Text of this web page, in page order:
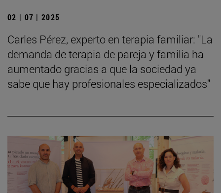
02 | 07 | 2025
Carles Pérez, experto en terapia familiar: "La
demanda de terapia de pareja y familia ha
aumentado gracias a que la sociedad ya
sabe que hay profesionales especializados"